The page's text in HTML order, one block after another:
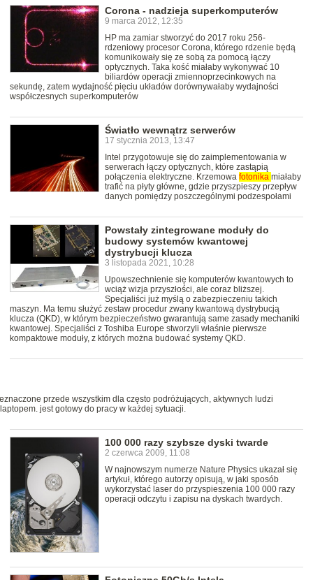
Corona - nadzieja superkomputerów
9 marca 2012, 12:35
HP ma zamiar stworzyć do 2017 roku 256-
rdzeniowy procesor Corona, którego rdzenie będą
komunikowały się ze sobą za pomocą łączy
optycznych. Taka kość miałaby wykonywać 10
biliardów operacji zmiennoprzecinkowych na
sekundę, zatem wydajność pięciu układów dorównywałaby wydajności
współczesnych superkomputerów
Światło wewnątrz serwerów
17 stycznia 2013, 13:47
Intel przygotowuje się do zaimplementowania w
serwerach łączy optycznych, które zastąpią
połączenia elektryczne. Krzemowa fotonika miałaby
trafić na płyty główne, gdzie przyszpieszy przepływ
danych pomiędzy poszczególnymi podzespołami
Powstały zintegrowane moduły do
budowy systemów kwantowej
dystrybucji klucza
3 listopada 2021, 10:28
Upowszechnienie się komputerów kwantowych to
wciąż wizja przyszłości, ale coraz bliższej.
Specjaliści już myślą o zabezpieczeniu takich
maszyn. Ma temu służyć zestaw procedur zwany kwantową dystrybucją
klucza (QKD), w którym bezpieczeństwo gwarantują same zasady mechaniki
kwantowej. Specjaliści z Toshiba Europe stworzyli właśnie pierwsze
kompaktowe moduły, z których można budować systemy QKD.
przede wszystkim dla często podróżujących, aktywnych ludzi
jest gotowy do pracy w każdej sytuacji.
100 000 razy szybsze dyski twarde
2 czerwca 2009, 11:08
W najnowszym numerze Nature Physics ukazał się
artykuł, którego autorzy opisują, w jaki sposób
wykorzystać laser do przyspieszenia 100 000 razy
operacji odczytu i zapisu na dyskach twardych.